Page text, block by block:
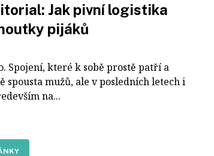
Jak pivní logistika
pijáků
Spojení, které k sobě prostě patří a
spousta mužů, ale v posledních letech i
na...